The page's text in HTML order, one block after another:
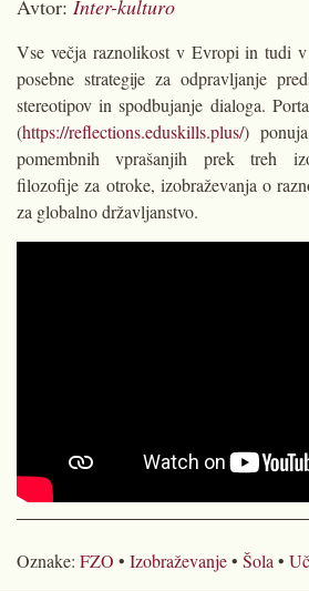
Avtor: Inter-kulturo
Vse večja raznolikost v Evropi in tudi v
posebne strategije za odpravljanje
stereotipov in spodbujanje dialoga.
(https://reflections.eduskills.plus/)
pomembnih vprašanjih prek treh
filozofije za otroke, izobraževanja o
za globalno državljanstvo.
Oznake: FZO • Izobraževanje• Šola •